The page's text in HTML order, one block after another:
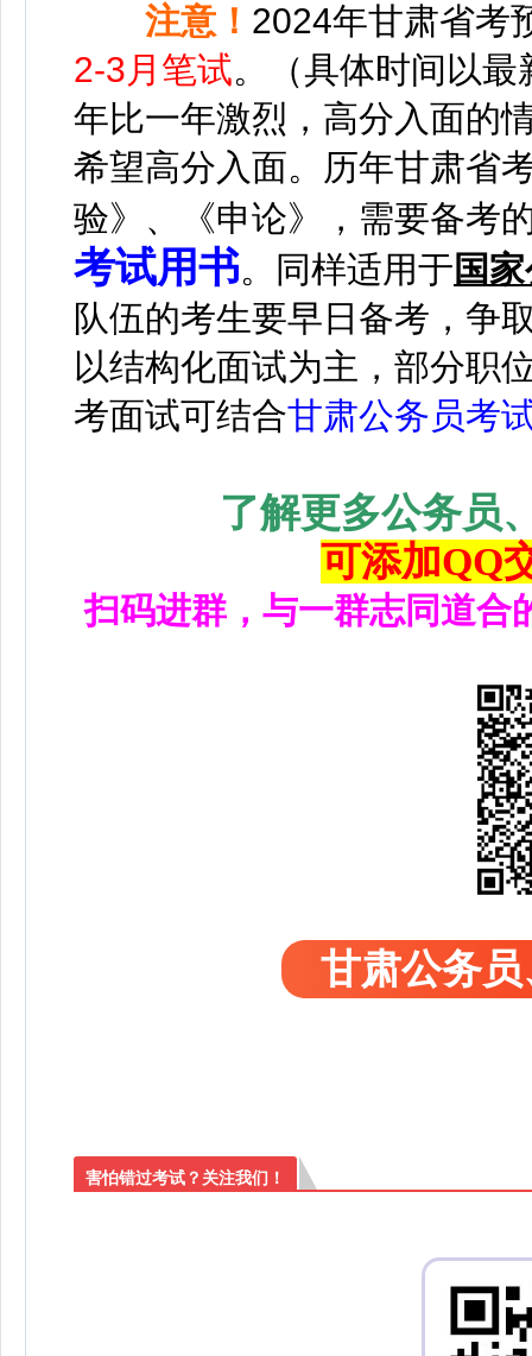
注意！ 2024年甘肃省考
2-3月笔试。（具体时间以
年比一年激烈，高分入面的
希望高分入面。 历年甘肃省
验》、《申论》，需要备考
考试用书。 同样适用于国
队伍的考生要早日备考，争
以结构化面试为主，部分职
考面试可结合甘肃公务员考
了解更多公务员
可添加QQ
扫码进群，与一群志同道合
甘肃公务
害怕错过考试？关注我们！